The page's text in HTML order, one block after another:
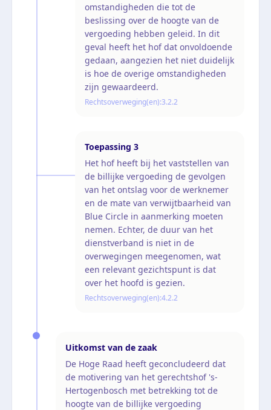
omstandigheden die tot de
beslissing over de hoogte van de
vergoeding hebben geleid. In dit
geval heeft het hof dat onvoldoende
gedaan, aangezien het niet duidelijk
is hoe de overige omstandigheden
zijn gewaardeerd.
Rechtsoverweging(en):3.2.2
Toepassing 3
Het hof heeft bij het vaststellen van
de billijke vergoeding de gevolgen
van het ontslag voor de werknemer
en de mate van verwijtbaarheid van
Blue Circle in aanmerking moeten
nemen. Echter, de duur van het
dienstverband is niet in de
overwegingen meegenomen, wat
een relevant gezichtspunt is dat
over het hoofd is gezien.
Rechtsoverweging(en):4.2.2
Uitkomst van de zaak
De Hoge Raad heeft geconcludeerd dat
de motivering van het gerechtshof 's-
Hertogenbosch met betrekking tot de
hoogte van de billijke vergoeding